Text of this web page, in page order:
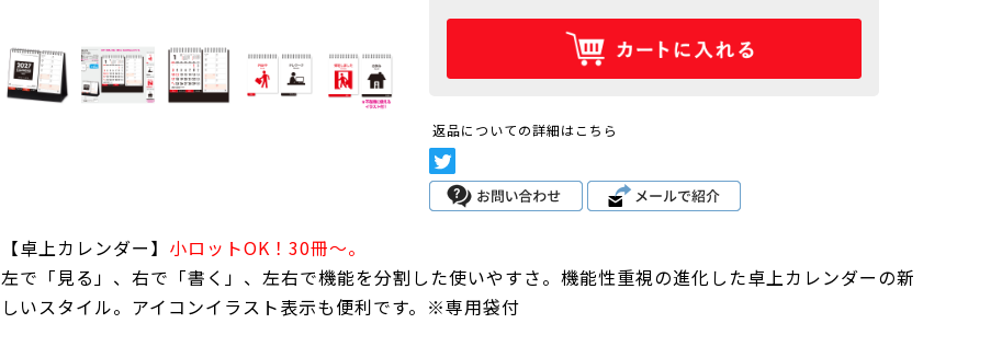
返品についての詳細はこちら
【卓上カレンダー】 小ロットOK！30冊～。
左で「見る」、右で「書く」、左右で機能を分割した使いやすさ。機能性重視の進化した卓上カレンダーの新
しいスタイル。アイコンイラスト表示も便利です。※専用袋付